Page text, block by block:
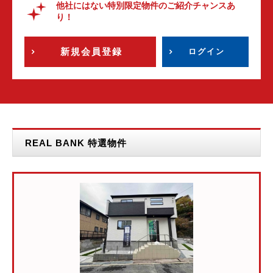
他社にはない特別限定物件のご紹介チャンスあ
り！
新規会員登録 ログイン
REAL BANK 特選物件